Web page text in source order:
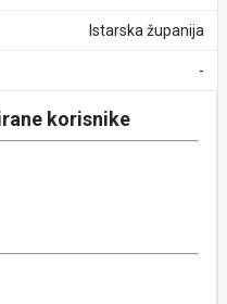
Istarska županija
-
korisnike